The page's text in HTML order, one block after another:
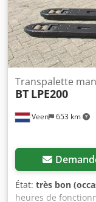
Veen 653 km
Transpalette
BT LPE200
État: très bon
heures de